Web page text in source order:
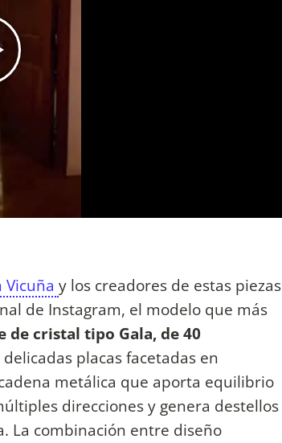
y los creadores de estas piezas
de Instagram, el modelo que más
de cristal tipo Gala, de 40
placas facetadas en
metálica que aporta equilibrio
direcciones y genera destellos
La combinación entre diseño